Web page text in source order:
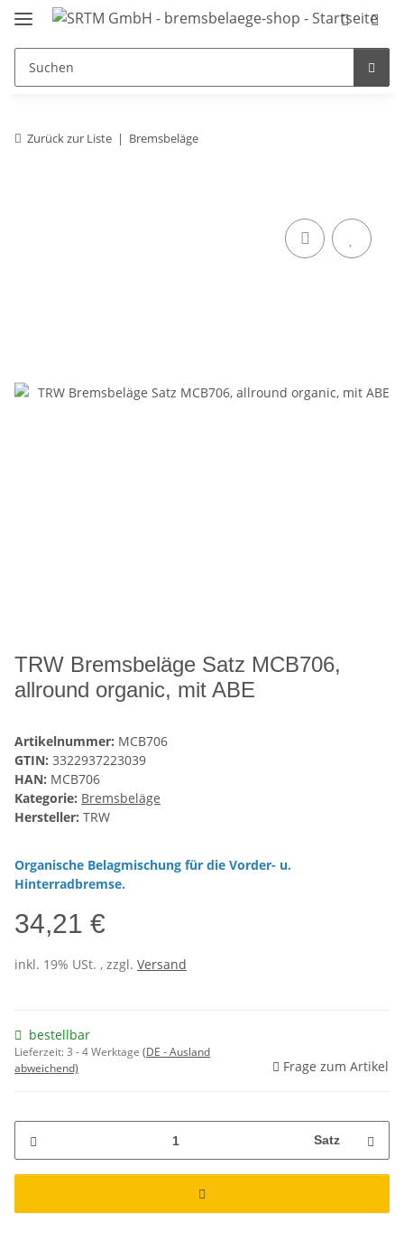
Zurück zur Liste Bremsbeläge
TRW Bremsbeläge Satz MCB706,
allround organic, mit ABE
Artikelnummer: MCB706
GTIN: 3322937223039
HAN: MCB706
Kategorie: Bremsbeläge
Hersteller: TRW
Organische Belagmischung für die Vorder- u.
Hinterradbremse.
34,21 €
inkl. 19% USt. , zzgl. Versand
bestellbar
Lieferzeit:3 - 4 Werktage (DE - Ausland
abweichend)
Frage zum Artikel
Satz